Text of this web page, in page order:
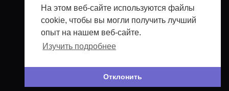
На этом веб-сайте используются файлы
cookie, чтобы вы могли получить лучший
опыт на нашем веб-сайте.
Изучить подробнее
Отклонить